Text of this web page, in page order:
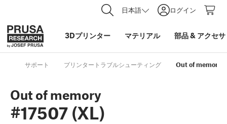
日本語 ログイン
3Dプリンター マテリアル 部品& アクセ
サポート プリンタートラブルシューティング Out of memory
Out of memory
#17507 (XL)